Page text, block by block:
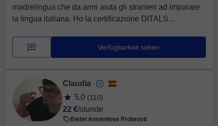
madrelingua che da anni aiuta gli stranieri ad imparare
la lingua italiana. Ho la certificazione DITALS...
Verfügbarkeit sehen
Claudia
5,0 (110)
22 €/stunde
Bietet kostenlose Probezeit